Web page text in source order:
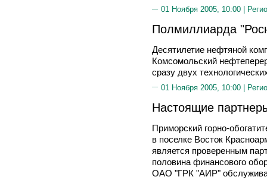
01 Ноября 2005, 10:00 |
Полмиллиарда
Десятилетие нефтяной
Комсомольский
сразу двух
01 Ноября 2005, 10:00 |
Настоящие
Приморский горно-
в поселке Восток
является проверенным
половина финансового
ОАО "ГРК "АИР"